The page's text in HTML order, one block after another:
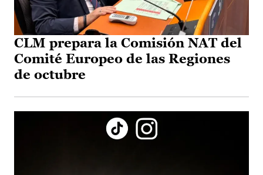
CLM prepara la Comisión NAT del
Comité Europeo de las Regiones
de octubre